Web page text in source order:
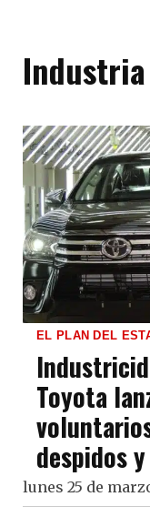
EL PLAN DEL
Toyota
despidos
lunes 25 de